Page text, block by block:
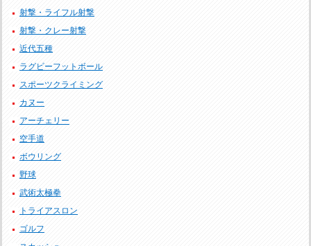
射撃・ライフル射撃
射撃・クレー射撃
近代五種
ラグビーフットボール
スポーツクライミング
カヌー
アーチェリー
空手道
ボウリング
野球
武術太極拳
トライアスロン
ゴルフ